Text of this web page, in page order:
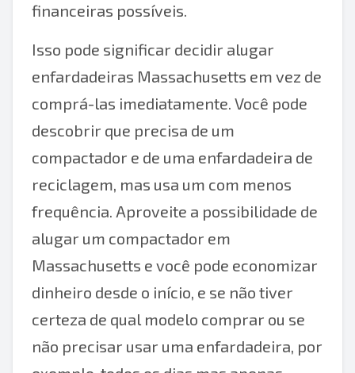
financeiras possíveis.
Isso pode significar decidir alugar
enfardadeiras Massachusetts em vez de
comprá-las imediatamente. Você pode
descobrir que precisa de um
compactador e de uma enfardadeira de
reciclagem, mas usa um com menos
frequência. Aproveite a possibilidade de
alugar um compactador em
Massachusetts e você pode economizar
dinheiro desde o início, e se não tiver
certeza de qual modelo comprar ou se
não precisar usar uma enfardadeira, por